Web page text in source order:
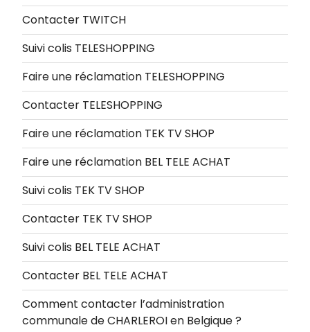
Contacter TWITCH
Suivi colis TELESHOPPING
Faire une réclamation TELESHOPPING
Contacter TELESHOPPING
Faire une réclamation TEK TV SHOP
Faire une réclamation BEL TELE ACHAT
Suivi colis TEK TV SHOP
Contacter TEK TV SHOP
Suivi colis BEL TELE ACHAT
Contacter BEL TELE ACHAT
Comment contacter l’administration
communale de CHARLEROI en Belgique ?